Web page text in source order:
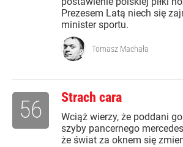
Prezesem Latą niech się
minister sportu.
Tomasz Machała
Strach cara
Wciąż wierzy, że poddani
szyby pancernego
że świat za oknem się
56